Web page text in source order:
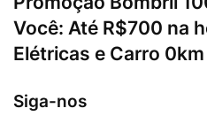
Você: Até R$700 na
Elétricas e Carro
Siga-nos